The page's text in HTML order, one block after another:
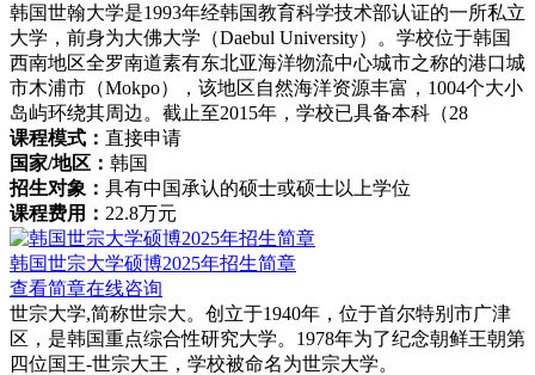
韩国世翰大学是1993年经韩国教育科学技术部认证的一所私立
大学，前身为大佛大学（Daebul University）。学校位于韩国
西南地区全罗南道素有东北亚海洋物流中心城市之称的港口城
市木浦市（Mokpo），该地区自然海洋资源丰富，1004个大小
岛屿环绕其周边。截止至2015年，学校已具备本科（28
课程模式： 直接申请
国家/地区： 韩国
招生对象： 具有中国承认的硕士或硕士以上学位
课程费用： 22.8万元
韩国世宗大学硕博2025年招生简章
查看简章在线咨询
世宗大学,简称世宗大。创立于1940年，位于首尔特别市广津
区，是韩国重点综合性研究大学。1978年为了纪念朝鲜王朝第
四位国王-世宗大王，学校被命名为世宗大学。